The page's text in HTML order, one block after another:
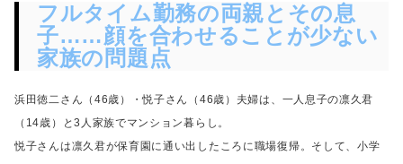
フルタイム勤務の両親とその息
子……顔を合わせることが少ない
家族の問題点
浜田徳二さん（46歳）・悦子さん（46歳）夫婦は、一人息子の凛久君
（14歳）と3人家族でマンション暮らし。
悦子さんは凛久君が保育園に通い出したころに職場復帰。 そして、小学